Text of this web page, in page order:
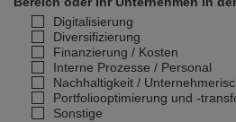
Digitalisierung
Diversifizierung
Finanzierung / Kosten
Interne Prozesse / Personal
Nachhaltigkeit /
Portfoliooptimierung und -
Sonstige